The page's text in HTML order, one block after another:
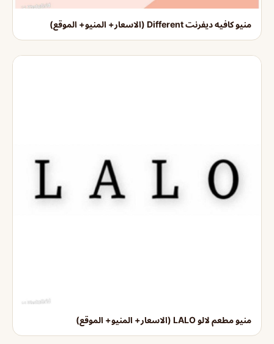
منيو كافيه ديفرنت Different (الاسعار+ المنيو+ الموقع)
منيو مطعم لالو LALO (الاسعار+ المنيو+ الموقع)